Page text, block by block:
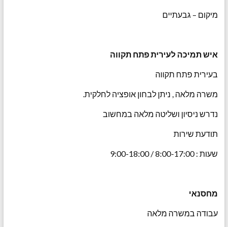
מיקום – גבעתיים
איש תמיכה לעירית פתח תקווה
בעירית פתח תקווה
משרה מלאה , ניתן לבחון אופציה לחלקית.
נדרש ניסיון ושליטה מלאה במחשוב
תודעת שירות
שעות : 8:00-17:00 / 9:00-18:00
מחסנאי
עבודה במשרה מלאה